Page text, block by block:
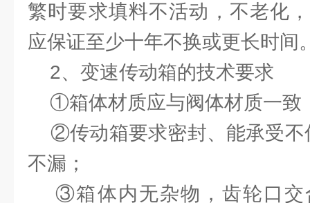
繁时要求填料不活动，不老化
应保证至少十年不换或更长时间
2、变速传动箱的技术要求
①箱体材质应与阀体材质一致
②传动箱要求密封、能承受不
不漏；
③箱体内无杂物，齿轮口交